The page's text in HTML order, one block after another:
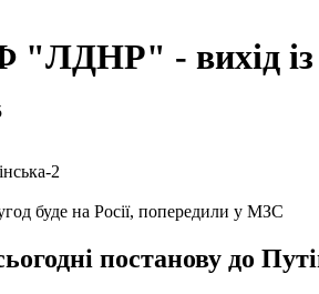
"ЛДНР" - вихід
буде на Росії, попередили у МЗС
постанову до